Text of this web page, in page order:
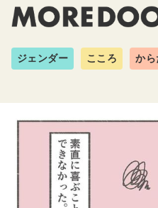
ジェンダー こころ から